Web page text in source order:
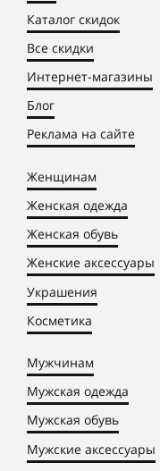
Каталог скидок
Все скидки
Интернет-магазины
Блог
Реклама на сайте
Женщинам
Женская одежда
Женская обувь
Женские аксессуары
Украшения
Косметика
Мужчинам
Мужская одежда
Мужская обувь
Мужские аксессуары